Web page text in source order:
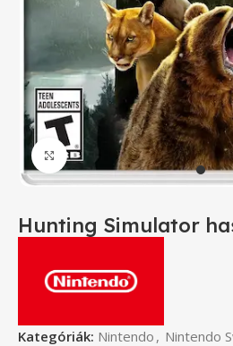
Click to enlarge
Hunting Simulator
Kategóriák: Nintendo , Nintendo